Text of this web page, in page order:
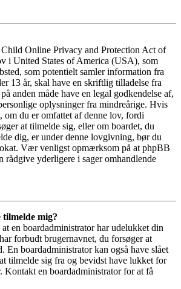
Online Privacy and Protection Act of
i United States of America (USA), som
som potentielt samler information fra
13 år, skal have en skriftlig tilladelse fra
anden måde have en legal godkendelse af,
oplysninger fra mindreårige. Hvis
om du er omfattet af denne lov, fordi
at tilmelde sig, eller om boardet, du
dig, er under denne lovgivning, bør du
Vær venligst opmærksom på at phpBB
rådgive yderligere i sager omhandlende
mig?
en boardadministrator har udelukket din
forbudt brugernavnet, du forsøger at
En boardadministrator kan også have slået
tilmelde sig fra og bevidst have lukket for
Kontakt en boardadministrator for at få